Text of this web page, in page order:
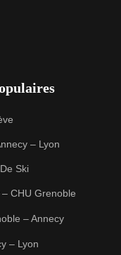
– Lyon
Ski
CHU Grenoble
– Annecy
– Lyon